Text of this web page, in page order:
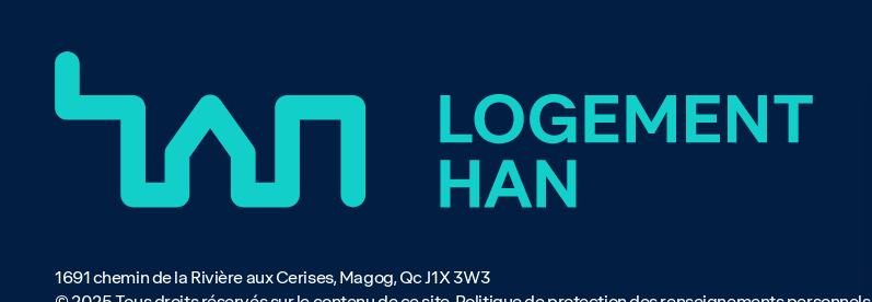
1691 chemin de la Rivière aux Cerises, Magog, Qc J1X 3W3